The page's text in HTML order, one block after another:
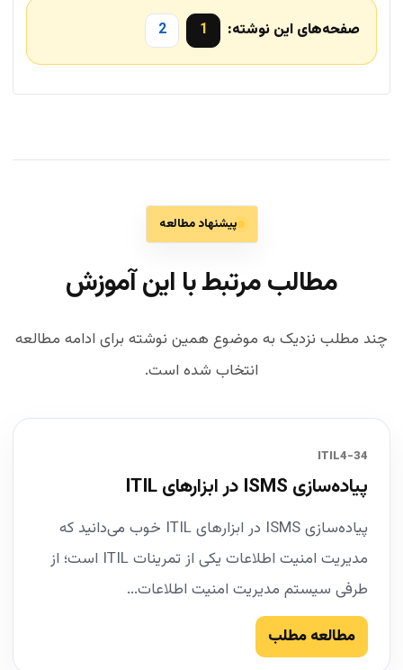
صفحه‌های این نوشته: 1
2
پیشنهاد مطالعه
مطالب مرتبط با این آموزش
چند مطلب نزدیک به موضوع همین نوشته برای ادامه مطالعه
انتخاب شده است.
34-ITIL4
پیاده‌سازی ISMS در ابزارهای ITIL
پیاده‌سازی ISMS در ابزارهای ITIL خوب می‌دانید که
مدیریت امنیت اطلاعات یکی از تمرینات ITIL است؛ از
طرفی سیستم مدیریت امنیت اطلاعات...
مطالعه مطلب